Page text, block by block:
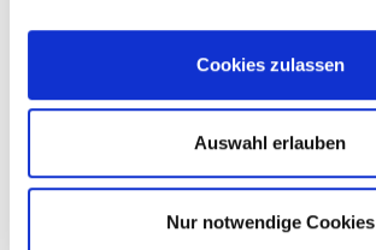
Cookies zulassen
Auswahl erlauben
Nur notwendige Cookies
Messe Bozen AG
Messeplatz 1 —
39100 Bozen BZ
Tel. +39 0471 516000